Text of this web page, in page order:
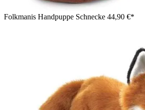
Folkmanis Handpuppe Schnecke 44,90 €*